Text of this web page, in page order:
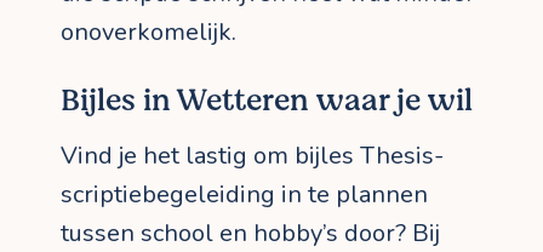
onoverkomelijk.
Bijles in Wetteren waar je wil
Vind je het lastig om bijles Thesis-
scriptiebegeleiding in te plannen
tussen school en hobby’s door? Bij